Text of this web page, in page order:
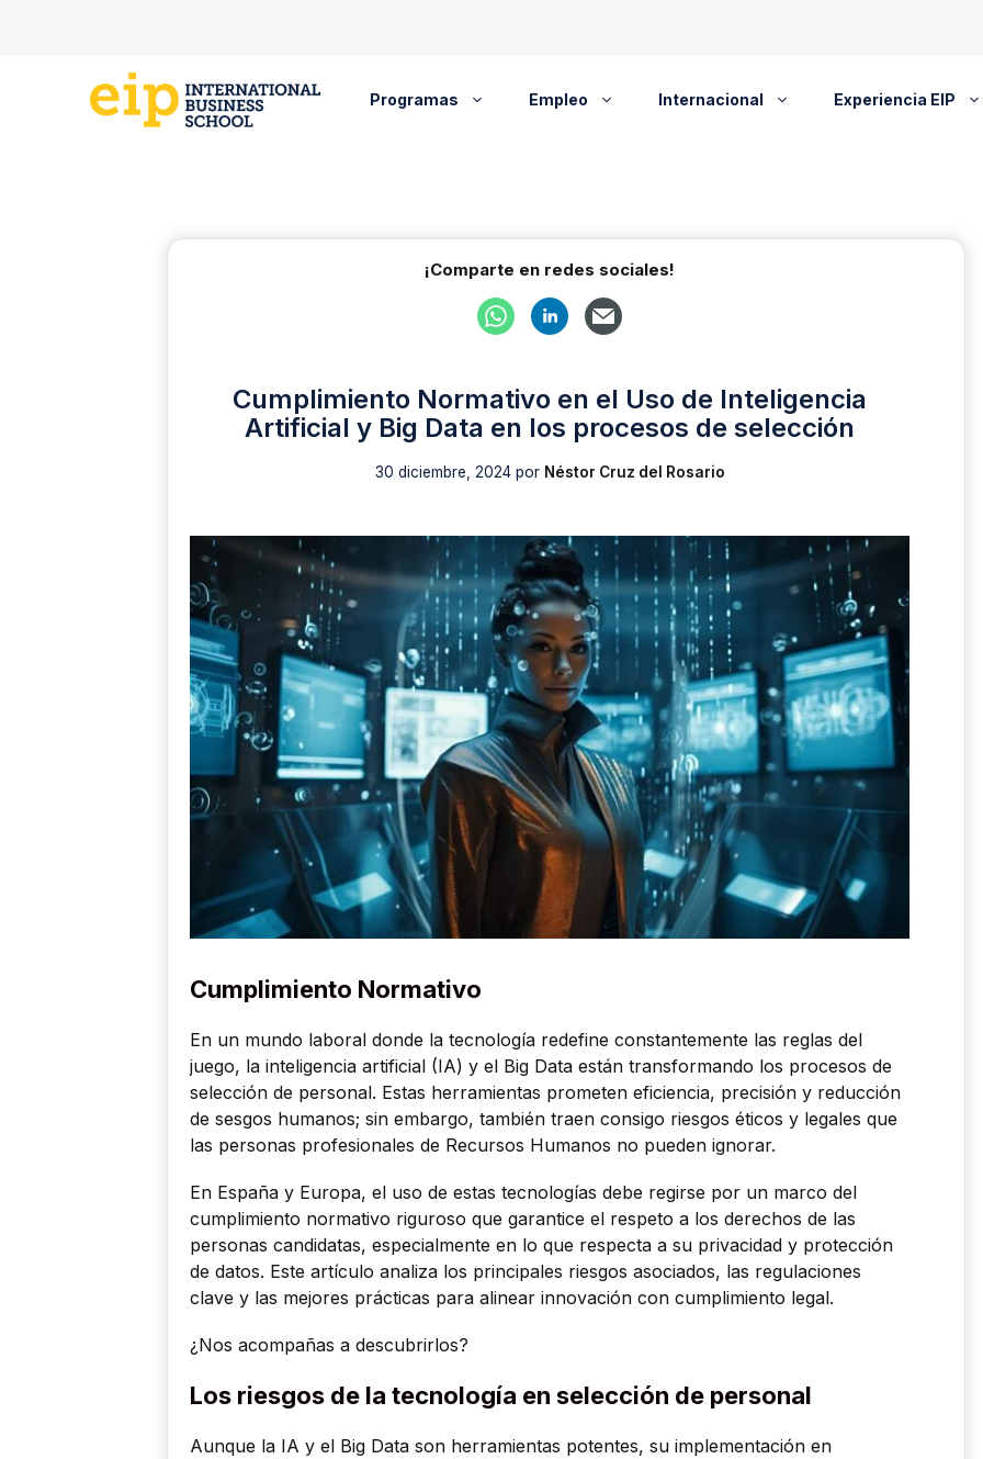
Programas Empleo Internacional Experiencia EIP
¡Comparte en redes sociales!
Cumplimiento Normativo en el Uso de Inteligencia
Artificial y Big Data en los procesos de selección
30 diciembre, 2024 por Néstor Cruz del Rosario
Cumplimiento Normativo
En un mundo laboral donde la tecnología redefine constantemente las reglas del
juego, la inteligencia artificial (IA) y el Big Data están transformando los procesos de
selección de personal. Estas herramientas prometen eficiencia, precisión y reducción
de sesgos humanos; sin embargo, también traen consigo riesgos éticos y legales que
las personas profesionales de Recursos Humanos no pueden ignorar.
En España y Europa, el uso de estas tecnologías debe regirse por un marco del
cumplimiento normativo riguroso que garantice el respeto a los derechos de las
personas candidatas, especialmente en lo que respecta a su privacidad y protección
de datos. Este artículo analiza los principales riesgos asociados, las regulaciones
clave y las mejores prácticas para alinear innovación con cumplimiento legal.
¿Nos acompañas a descubrirlos?
Los riesgos de la tecnología en selección de personal
Aunque la IA y el Big Data son herramientas potentes, su implementación en